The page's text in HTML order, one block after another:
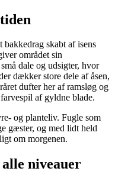
skabt af isens
området sin
dale og udsigter, hvor
dækker store dele af åsen,
dufter her af ramsløg og
af gyldne blade.
og planteliv. Fugle som
gæster, og med lidt held
om morgenen.
niveauer